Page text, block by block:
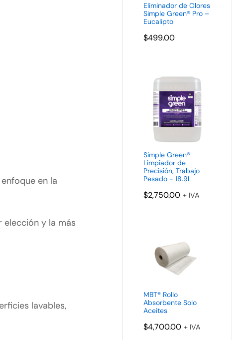
en la
elección y la más
lavables,
Eliminador de Olores
Simple Green® Pro –
Eucalipto
$499.00
Simple Green®
Limpiador de
Precisión, Trabajo
Pesado - 18.9L
$2,750.00 + IVA
MBT® Rollo
Absorbente Solo
Aceites
$4,700.00 + IVA